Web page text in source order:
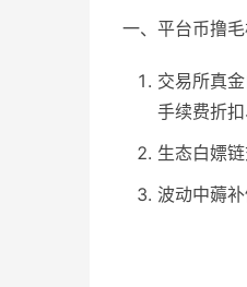
一、平台币撸
交易所真
手续费折
生态白嫖
波动中薅